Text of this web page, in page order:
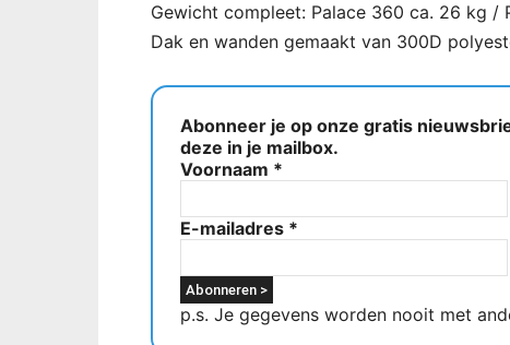
Gewicht compleet: Palace 360 ca. 26 kg /
Dak en wanden gemaakt van 300D
Abonneer je op onze gratis
deze in je mailbox.
Voornaam *
E-mailadres *
p.s. Je gegevens worden nooit met